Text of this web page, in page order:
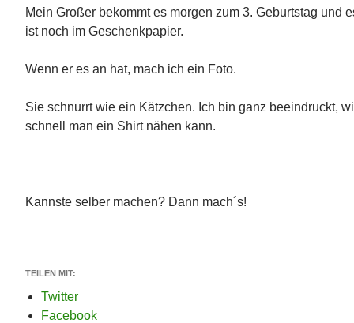
Mein Großer bekommt es morgen zum 3. Geburtstag und
ist noch im Geschenkpapier.
Wenn er es an hat, mach ich ein Foto.
Sie schnurrt wie ein Kätzchen. Ich bin ganz beeindruckt,
schnell man ein Shirt nähen kann.
Kannste selber machen? Dann mach´s!
TEILEN MIT:
Twitter
Facebook